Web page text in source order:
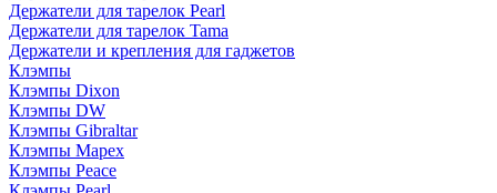
Держатели для тарелок Pearl
Держатели для тарелок Tama
Держатели и крепления для гаджетов
Клэмпы
Клэмпы Dixon
Клэмпы DW
Клэмпы Gibraltar
Клэмпы Mapex
Клэмпы Peace